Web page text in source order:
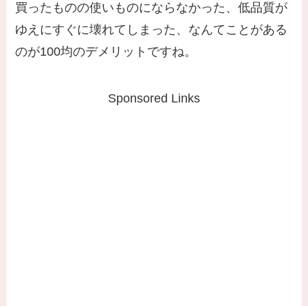
買ったものの使いものにならなかった、低品質が
ゆえにすぐに壊れてしまった、なんてことがある
のが100均のデメリットですね。
Sponsored Links